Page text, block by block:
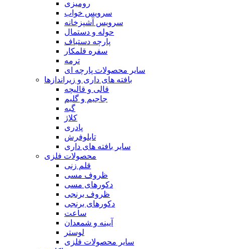
رومیزی
سرویس خواب
سرویس آشپزخانه
حوله و دستمال
پارچه دستباف
سفره قلمکار
ترمه
سایر محصولات پارچه ای
بافته های داری و زیراندازها
قالی و قالیچه
جاجیم و گلیم
گبه
کلاژ
پادری
تابلوفرش
سایر بافته های داری
محصولات فلزی
قلم زنی
ظروف مسی
دکورهای مسی
ظروف برنجی
دکورهای برنجی
ساعت
آیینه و شمعدان
لوستر
سایر محصولات فلزی